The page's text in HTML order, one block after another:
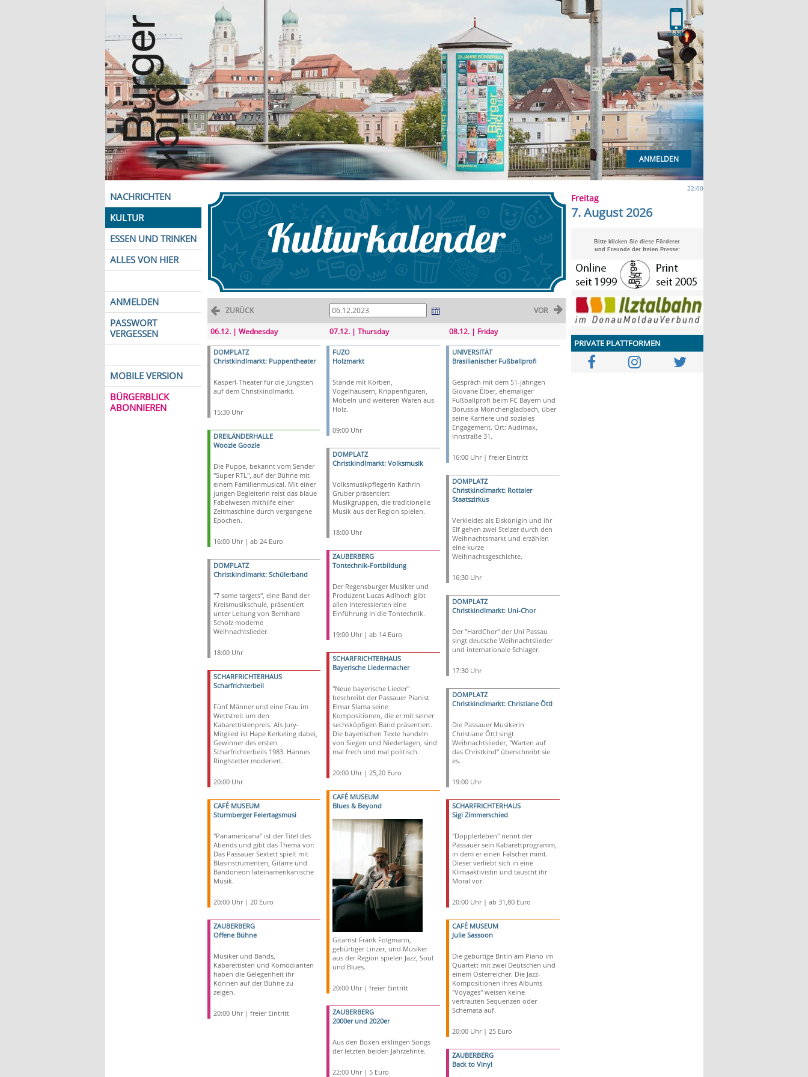
ANMELDEN
NACHRICHTEN
KULTUR
ESSEN UND TRINKEN
ALLES VON HIER
ANMELDEN
PASSWORT
VERGESSEN
MOBILE VERSION
BÜRGERBLICK
ABONNIEREN
ZURÜCK VOR
06.12. | Wednesday
DOMPLATZ
Christkindlmarkt: Puppentheater
Kasperl-Theater für die Jüngsten
auf dem Christkindlmarkt.
15:30 Uhr
DREILÄNDERHALLE
Woozle Goozle
Die Puppe, bekannt vom Sender
"Super RTL", auf der Bühne mit
einem Familienmusical. Mit einer
jungen Begleiterin reist das blaue
Fabelwesen mithilfe einer
Zeitmaschine durch vergangene
Epochen.
16:00 Uhr | ab 24 Euro
DOMPLATZ
Christkindlmarkt: Schülerband
"7 same targets", eine Band der
Kreismusikschule, präsentiert
unter Leitung von Bernhard
Scholz moderne
Weihnachtslieder.
18:00 Uhr
SCHARFRICHTERHAUS
Scharfrichterbeil
Fünf Männer und eine Frau im
Wettstreit um den
Kabarettistenpreis. Als Jury-
Mitglied ist Hape Kerkeling dabei,
Gewinner des ersten
Scharfrichterbeils 1983. Hannes
Ringlstetter moderiert.
20:00 Uhr
CAFÉ MUSEUM
Sturmberger Feiertagsmusi
"Panamericana" ist der Titel des
Abends und gibt das Thema vor:
Das Passauer Sextett spielt mit
Blasinstrumenten, Gitarre und
Bandoneon lateinamerikanische
Musik.
20:00 Uhr | 20 Euro
ZAUBERBERG
Offene Bühne
Musiker und Bands,
Kabarettisten und Komödianten
haben die Gelegenheit ihr
Können auf der Bühne zu
zeigen.
20:00 Uhr | freier Eintritt
07.12. | Thursday
FUZO
Holzmarkt
Stände mit Körben,
Vogelhäusern, Krippenfiguren,
Möbeln und weiteren Waren aus
Holz.
09:00 Uhr
DOMPLATZ
Christkindlmarkt: Volksmusik
Volksmusikpflegerin Kathrin
Gruber präsentiert
Musikgruppen, die traditionelle
Musik aus der Region spielen.
18:00 Uhr
ZAUBERBERG
Tontechnik-Fortbildung
Der Regensburger Musiker und
Produzent Lucas Adlhoch gibt
allen Interessierten eine
Einführung in die Tontechnik.
19:00 Uhr | ab 14 Euro
SCHARFRICHTERHAUS
Bayerische Liedermacher
"Neue bayerische Lieder"
beschreibt der Passauer Pianist
Elmar Slama seine
Kompositionen, die er mit seiner
sechsköpfigen Band präsentiert.
Die bayerischen Texte handeln
von Siegen und Niederlagen, sind
mal frech und mal politisch.
20:00 Uhr | 25,20 Euro
CAFÉ MUSEUM
Blues & Beyond
Gitarrist Frank Folgmann,
gebürtiger Linzer, und Musiker
aus der Region spielen Jazz, Soul
und Blues.
20:00 Uhr | freier Eintritt
ZAUBERBERG
2000er und 2020er
Aus den Boxen erklingen Songs
der letzten beiden Jahrzehnte.
22:00 Uhr | 5 Euro
08.12. | Friday
UNIVERSITÄT
Brasilianischer Fußballprofi
Gespräch mit dem 51-jährigen
Giovane Élber, ehemaliger
Fußballprofi beim FC Bayern und
Borussia Mönchengladbach, über
seine Karriere und soziales
Engagement. Ort: Audimax,
Innstraße 31.
16:00 Uhr | freier Eintritt
DOMPLATZ
Christkindlmarkt: Rottaler
Staatszirkus
Verkleidet als Eiskönigin und ihr
Elf gehen zwei Stelzer durch den
Weihnachtsmarkt und erzählen
eine kurze
Weihnachtsgeschichte.
16:30 Uhr
DOMPLATZ
Christkindlmarkt: Uni-Chor
Der "HardChor" der Uni Passau
singt deutsche Weihnachtslieder
und internationale Schlager.
17:30 Uhr
DOMPLATZ
Christkindlmarkt: Christiane Öttl
Die Passauer Musikerin
Christiane Öttl singt
Weihnachtslieder, "Warten auf
das Christkind" überschreibt sie
es.
19:00 Uhr
SCHARFRICHTERHAUS
Sigi Zimmerschied
"Dopplerleben" nennt der
Passauer sein Kabarettprogramm,
in dem er einen Fälscher mimt.
Dieser verliebt sich in eine
Klimaaktivistin und täuscht ihr
Moral vor.
20:00 Uhr | ab 31,80 Euro
CAFÉ MUSEUM
Julie Sassoon
Die gebürtige Britin am Piano im
Quartett mit zwei Deutschen und
einem Österreicher. Die Jazz-
Kompositionen ihres Albums
"Voyages" weisen keine
vertrauten Sequenzen oder
Schemata auf.
20:00 Uhr | 25 Euro
ZAUBERBERG
Back to Vinyl
22:00
Freitag
7. August 2026
Bitte klicken Sie diese Förderer
und Freunde der freien Presse:
PRIVATE PLATTFORMEN